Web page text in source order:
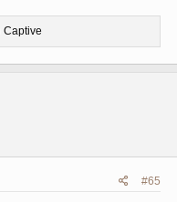
Captive
#65